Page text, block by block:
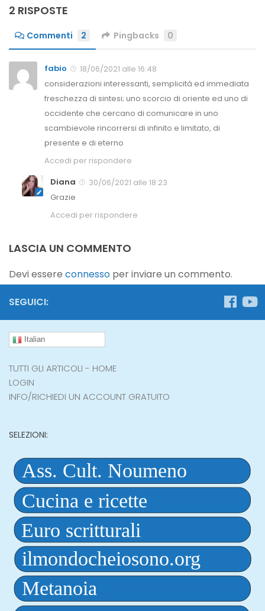
2 RISPOSTE
Commenti 2 Pingbacks 0
fabio
18/06/2021 alle 16:48
considerazioni interessanti, semplicitá ed immediata
freschezza di sintesi; uno scorcio di oriente ed uno di
occidente che cercano di comunicare in uno
scambievole rincorrersi di infinito e limitato, di
presente e di eterno
Accedi per rispondere
Diana
30/06/2021 alle 18:23
Grazie
Accedi per rispondere
LASCIA UN COMMENTO
Devi essere connesso per inviare un commento.
SEGUICI:
Italian
TUTTI GLI ARTICOLI - HOME
LOGIN
INFO/RICHIEDI UN ACCOUNT GRATUITO
SELEZIONI: